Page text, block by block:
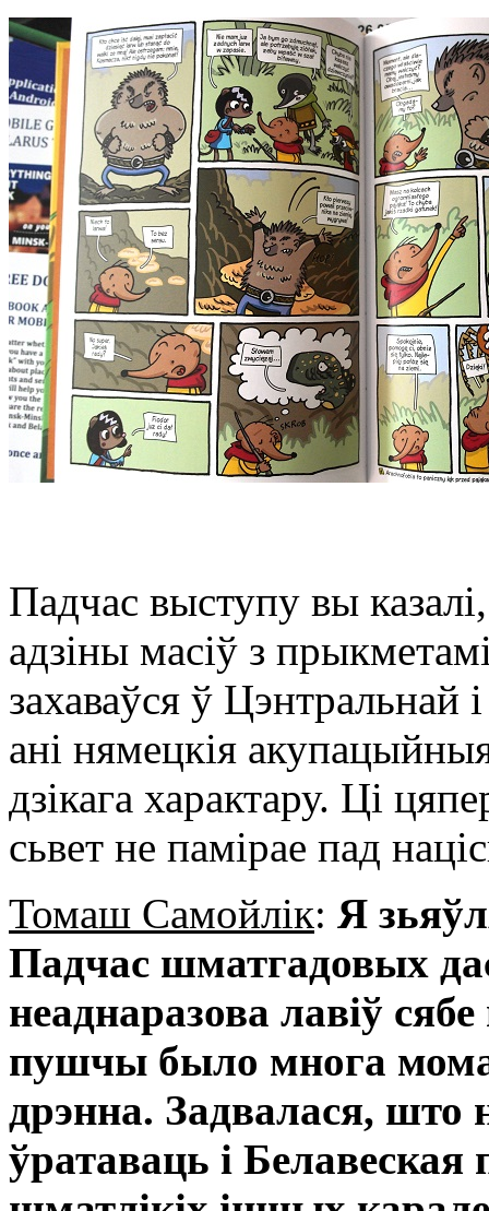
Падчас выступу вы
адзіны масіў з
захаваўся ў Цэнтральнай
ані нямецкія
дзікага характару. Ці
сьвет не памірае пад
Томаш Самойлік: Я
Падчас шматгадовых
неаднаразова лавіў
пушчы было многа
дрэнна. Задвалася, што
ўратаваць і Белавеская